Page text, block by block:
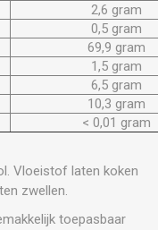
2,6 gram
0,5 gram
69,9 gram
1,5 gram
6,5 gram
10,3 gram
< 0,01 gram
Vloeistof laten koken
zwellen.
toepasbaar